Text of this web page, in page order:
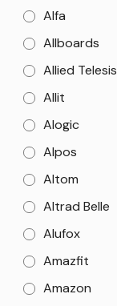
Alfa
Allboards
Allied Telesis
Allit
Alogic
Alpos
Altom
Altrad Belle
Alufox
Amazfit
Amazon